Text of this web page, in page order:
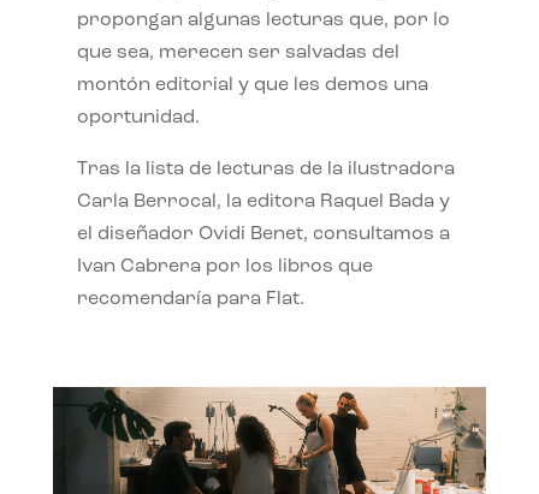
propongan algunas lecturas que, por lo
que sea, merecen ser salvadas del
montón editorial y que les demos una
oportunidad.
Tras la lista de lecturas de la ilustradora
Carla Berrocal, la editora Raquel Bada y
el diseñador Ovidi Benet, consultamos a
Ivan Cabrera por los libros que
recomendaría para Flat.